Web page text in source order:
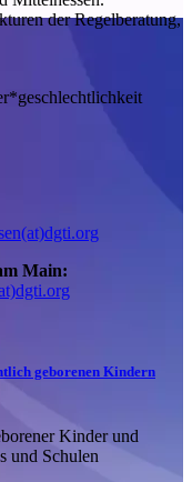
der Regelberatung,
Main:
geborenen Kindern
Kinder und
und Schulen